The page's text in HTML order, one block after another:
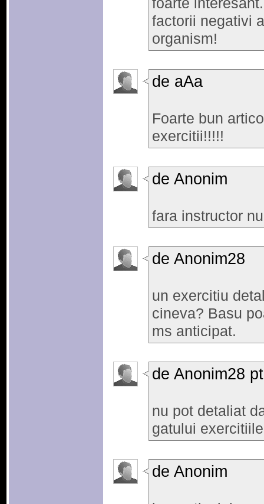
factorii negativi
organism!
de aAa
Foarte bun
exercitii!!!!!
de Anonim
fara instructor
de Anonim28
un exercitiu
cineva? Basu
ms anticipat.
de Anonim28
nu pot detaliat
gatului
de Anonim